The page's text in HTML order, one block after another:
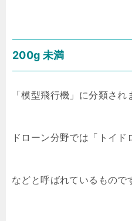
200g 未満
「模型飛行機」に分類され
ドローン分野では「トイド
などと呼ばれているもので